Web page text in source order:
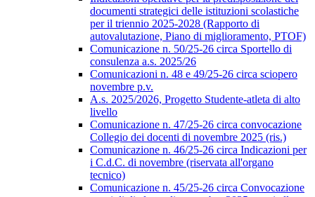
documenti strategici delle istituzioni scolastiche
per il triennio 2025-2028 (Rapporto di
autovalutazione, Piano di miglioramento, PTOF)
Comunicazione n. 50/25-26 circa Sportello di
consulenza a.s. 2025/26
Comunicazioni n. 48 e 49/25-26 circa sciopero
novembre p.v.
A.s. 2025/2026, Progetto Studente-atleta di alto
livello
Comunicazione n. 47/25-26 circa convocazione
Collegio dei docenti di novembre 2025 (ris.)
Comunicazione n. 46/25-26 circa Indicazioni per
i C.d.C. di novembre (riservata all'organo
tecnico)
Comunicazione n. 45/25-26 circa Convocazione